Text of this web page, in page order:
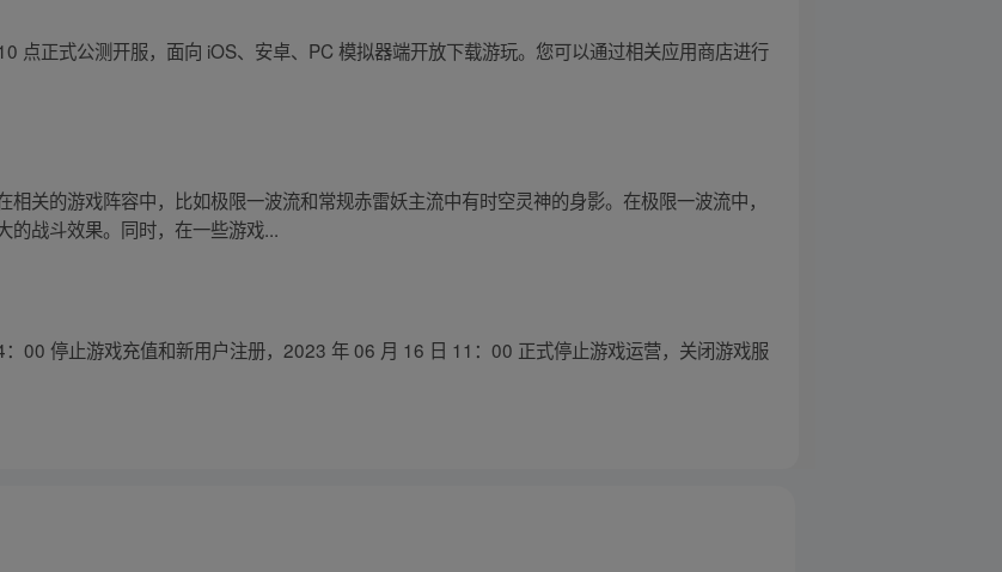
点正式公测开服，面向 iOS、安卓、PC 模拟器端开放下载游玩。您可以通过相关应用商店进行
关的游戏阵容中，比如极限一波流和常规赤雷妖主流中有时空灵神的身影。在极限一波流中，
的战斗效果。同时，在一些游戏...
00 停止游戏充值和新用户注册，2023 年 06 月 16 日 11：00 正式停止游戏运营，关闭游戏服